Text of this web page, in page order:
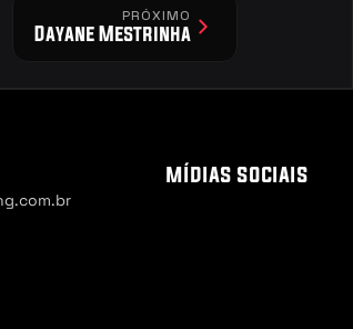
PRÓXIMO
Dayane Mestrinha
mídias sociais